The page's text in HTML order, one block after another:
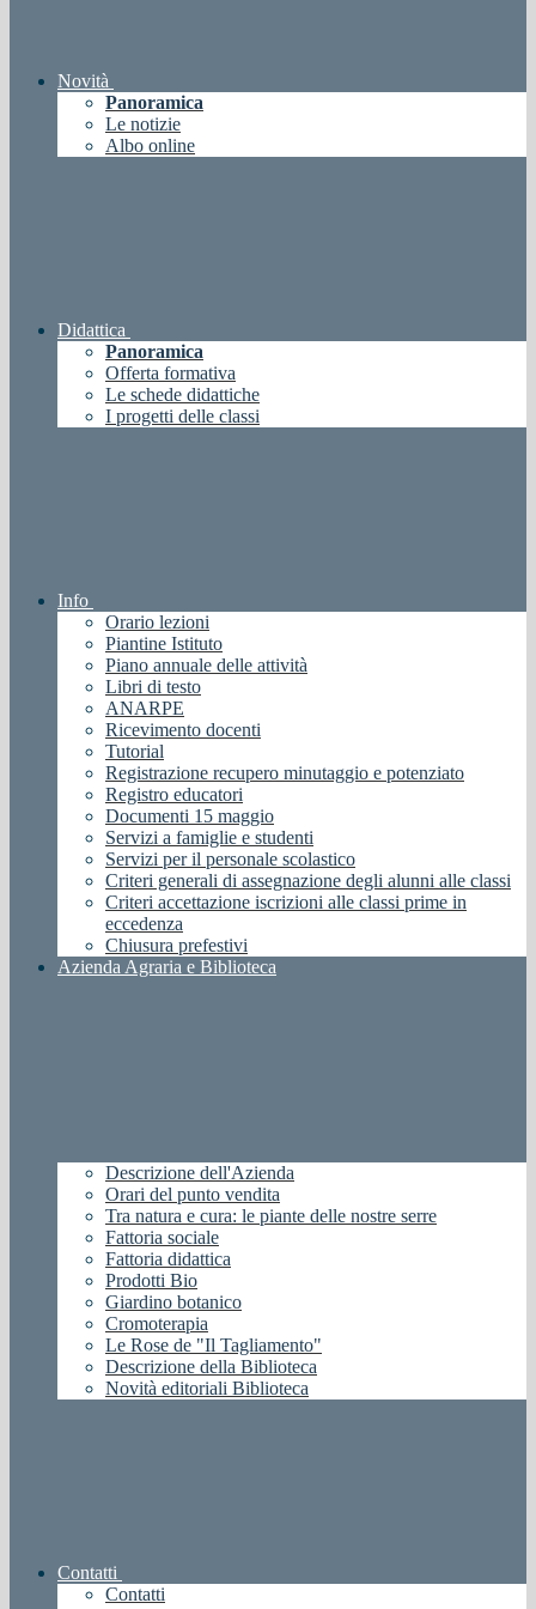
Novità
Panoramica
Le notizie
Albo online
Didattica
Panoramica
Offerta formativa
Le schede didattiche
I progetti delle classi
Info
Orario lezioni
Piantine Istituto
Piano annuale delle attività
Libri di testo
ANARPE
Ricevimento docenti
Tutorial
Registrazione recupero minutaggio e potenziato
Registro educatori
Documenti 15 maggio
Servizi a famiglie e studenti
Servizi per il personale scolastico
Criteri generali di assegnazione degli alunni alle classi
Criteri accettazione iscrizioni alle classi prime in
eccedenza
Chiusura prefestivi
Azienda Agraria e Biblioteca
Descrizione dell'Azienda
Orari del punto vendita
Tra natura e cura: le piante delle nostre serre
Fattoria sociale
Fattoria didattica
Prodotti Bio
Giardino botanico
Cromoterapia
Le Rose de "Il Tagliamento"
Descrizione della Biblioteca
Novità editoriali Biblioteca
Contatti
Contatti